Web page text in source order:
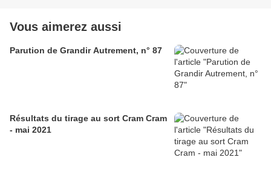
Vous aimerez aussi
Parution de Grandir Autrement, n° 87
Résultats du tirage au sort Cram Cram
- mai 2021